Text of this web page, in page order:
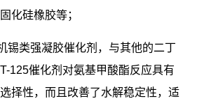
化硅橡胶等；
锡类强凝胶催化剂，与其他的二丁
125催化剂对氨基甲酸酯反应具有
择性，而且改善了水解稳定性，适